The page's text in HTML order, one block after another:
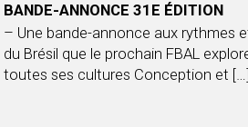
BANDE-ANNONCE 31E ÉDITION
– Une bande-annonce aux rythmes
du Brésil que le prochain FBAL
toutes ses cultures Conception et […]